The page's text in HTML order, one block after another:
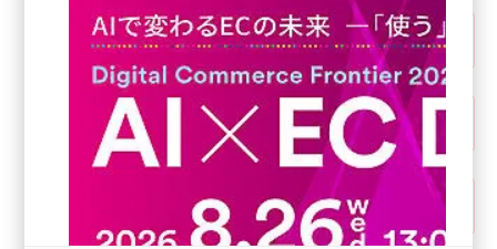
アスクル (1115)
base (1070)
ビィ・フォアード (772)
revico (738)
PV数
Facebook
はてなブックマーク